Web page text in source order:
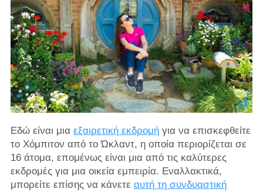
Εδώ είναι μια εξαιρετική εκδρομήγια να επισκεφθείτε
το Χόμπιτον από το Ώκλαντ, η οποία περιορίζεται σε
16 άτομα, επομένως είναι μια από τις καλύτερες
εκδρομές για μια οικεία εμπειρία. Εναλλακτικά,
μπορείτε επίσης να κάνετε αυτή τη συνδυαστική